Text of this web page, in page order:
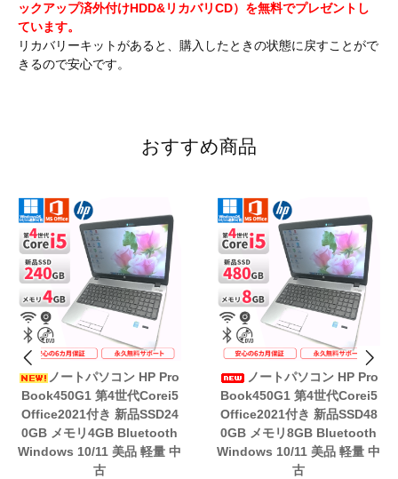
ックアップ済外付けHDD&リカバリCD）を無料でプレゼントし
ています。
リカバリーキットがあると、購入したときの状態に戻すことがで
きるので安心です。
おすすめ商品
ノートパソコン HP Pro
Book450G1 第4世代Corei5
Office2021付き 新品SSD24
0GB メモリ4GB Bluetooth
Windows 10/11 美品 軽量 中
古
ノートパソコン HP Pro
Book450G1 第4世代Corei5
Office2021付き 新品SSD48
0GB メモリ8GB Bluetooth
Windows 10/11 美品 軽量 中
古